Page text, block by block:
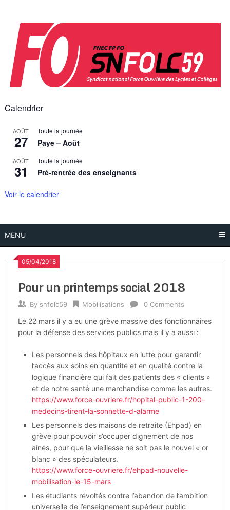
content
Calendrier
AOÛT
27
Toute la journée
Paye – Août
AOÛT
31
Toute la journée
Pré-rentrée des enseignants
Voir le calendrier
MENU
05/04/2018
Pour un printemps social 2018
By snfolc59 Mobilisations 0 Comments
Le 22 mars il y a eu une grève massive des fonctionnaires
pour la défense des services publics mais il y a aussi :
Les personnels des hôpitaux en lutte pour garantir
l’accès aux soins en quantité et en qualité contre la
logique financière qui fait des patients des « clients »
et de notre santé une marchandise comme les autres.
https://www.force-ouvriere.fr/hopital-public-1-200-
medecins-tirent-la-sonnette-d-alarme
Les personnels des maisons de retraite (Ehpad) en
grève pour pouvoir s’occuper dignement de nos
aînés, pour que la vieillesse ne soit pas le nouvel « or
blanc » des spéculateurs.
https://www.force-ouvriere.fr/ehpad-nouvelle-
mobilisation-le-15-mars
Les étudiants révoltés contre l’abandon de l’ambition
universelle de l’enseignement supérieur public